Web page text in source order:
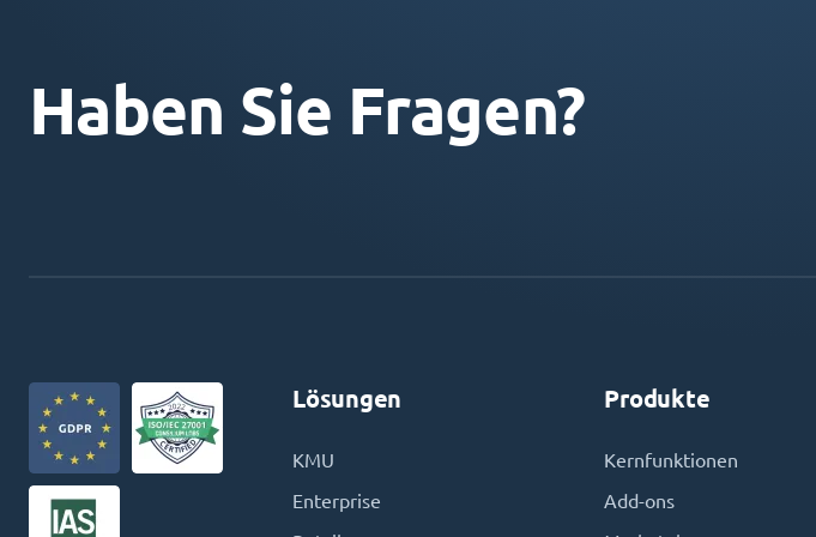
Haben Sie Fragen?
Lösungen
KMU
Enterprise
Produkte
Kernfunktionen
Add-ons